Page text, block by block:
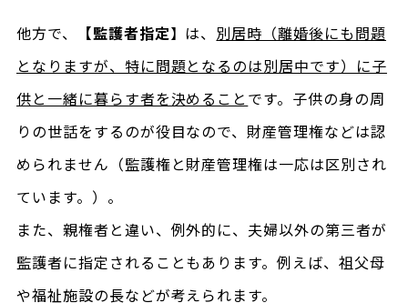
他方で、 【監護者指定】は、 別居時（離婚後にも問題
となりますが、特に問題となるのは別居中です）に子
供と一緒に暮らす者を決めること です。子供の身の周
りの世話をするのが役目なので、財産管理権などは認
められません（監護権と財産管理権は一応は区別され
ています。）。
また、親権者と違い、例外的に、夫婦以外の第三者が
監護者に指定されることもあります。例えば、祖父母
や福祉施設の長などが考えられます。